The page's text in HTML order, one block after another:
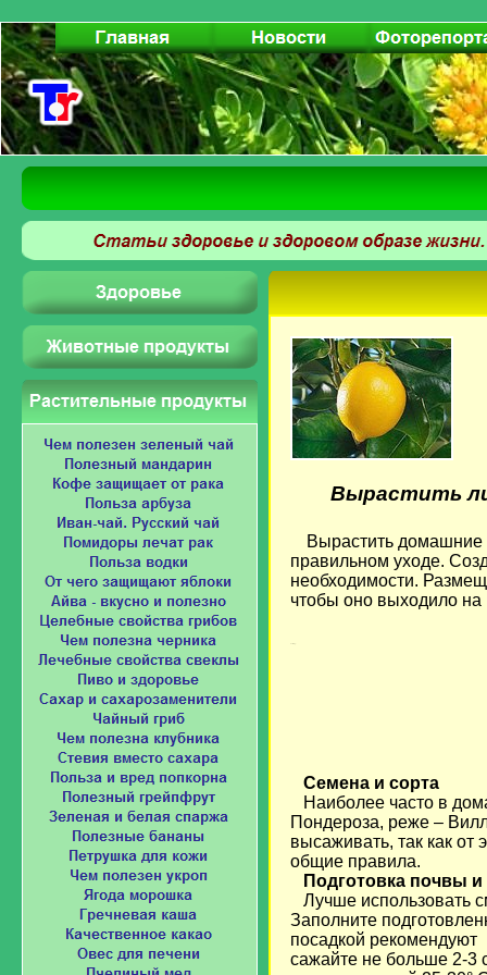
Вырастить
Вырастить
правильном уходе.
необходимости.
чтобы оно выходило на
Семена и сорта
Наиболее часто в
Пондероза, реже –
высаживать, так как от
общие правила.
Подготовка почвы и
Лучше использовать
Заполните
посадкой рекомендуют
сажайте не больше 2-3